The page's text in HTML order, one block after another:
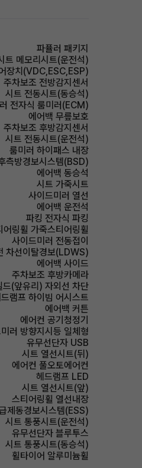
파퓰러 패키지
트 메모리시트(운전석)
장치(VDC,ESC,ESP)
주차보조 전방감지센서
시트 전동시트(동승석)
전자식 룸미러(ECM)
에어백 무릎보호
주차보조 후방감지센서
시트 전동시트(운전석)
룸미러 하이패스 내장
측방경보시스템(BSD)
에어백 동승석
시트 가죽시트
사이드미러 열선
에어백 운전석
파킹 전자식 파킹
어링휠 가죽스티어링휠
사이드미러 전동접이
차선이탈경보(LDWS)
에어백 사이드
주차보조 후방카메라
드(앞유리) 자외선 차단
램프 하이빔 어시스트
에어백 커튼
에어컨 공기청정기
러 방향지시등 일체형
유무선단자 USB
시트 열선시트(뒤)
에어컨 풀오토에어컨
헤드램프 LED
시트 열선시트(앞)
스티어링휠 열선내장
제동경보시스템(ESS)
시트 통풍시트(운전석)
유무선단자 블루투스
시트 통풍시트(동승석)
휠타이어 알루미늄휠